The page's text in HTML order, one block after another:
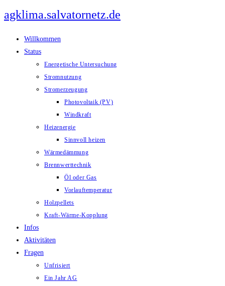
Zum
Inhalt
springen
agklima.salvatornetz.de
Willkommen
Status
Energetische Untersuchung
Stromnutzung
Stromerzeugung
Photovoltaik (PV)
Windkraft
Heizenergie
Sinnvoll heizen
Wärmedämmung
Brennwerttechnik
Öl oder Gas
Vorlauftemperatur
Holzpellets
Kraft-Wärme-Kopplung
Infos
Aktivitäten
Fragen
Unfrisiert
Ein Jahr AG